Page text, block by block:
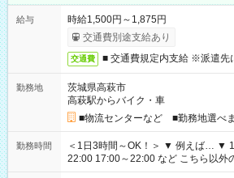
給与
時給1,500円～1,875円
交通費別途支給あり
交通費 ■ 交通費規定内支給 ※派遣先
勤務地
茨城県高萩市
高萩駅からバイク・車
■物流センターなど ■勤務地選べ
勤務時間
＜1日3時間～OK！＞ ▼ 例えば… ▼ 15:00～18:00 15:00～
22:00 17:00～22:00 など こちら以外の時間もお気軽にご相談く
ださい！